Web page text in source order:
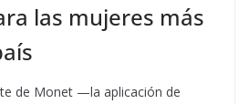
las mujeres más
de Monet —la aplicación de